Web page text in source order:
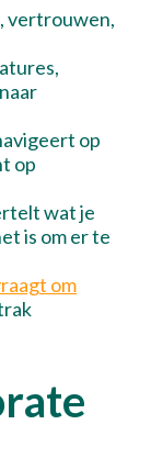
vertrouwen,
op
op
wat je
is om er te
om